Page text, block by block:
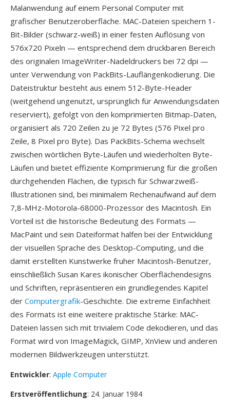
Malanwendung auf einem Personal Computer mit
grafischer Benutzeroberfläche. MAC-Dateien speichern 1-
Bit-Bilder (schwarz-weiß) in einer festen Auflösung von
576x720 Pixeln — entsprechend dem druckbaren Bereich
des originalen ImageWriter-Nadeldruckers bei 72 dpi —
unter Verwendung von PackBits-Lauflängenkodierung. Die
Dateistruktur besteht aus einem 512-Byte-Header
(weitgehend ungenutzt, ursprünglich für Anwendungsdaten
reserviert), gefolgt von den komprimierten Bitmap-Daten,
organisiert als 720 Zeilen zu je 72 Bytes (576 Pixel pro
Zeile, 8 Pixel pro Byte). Das PackBits-Schema wechselt
zwischen wörtlichen Byte-Läufen und wiederholten Byte-
Läufen und bietet effiziente Komprimierung für die großen
durchgehenden Flächen, die typisch für Schwarzweiß-
Illustrationen sind, bei minimalem Rechenaufwand auf dem
7,8-MHz-Motorola-68000-Prozessor des Macintosh. Ein
Vorteil ist die historische Bedeutung des Formats —
MacPaint und sein Dateiformat halfen bei der Entwicklung
der visuellen Sprache des Desktop-Computing, und die
damit erstellten Kunstwerke fruher Macintosh-Benutzer,
einschließlich Susan Kares ikonischer Oberflächendesigns
und Schriften, repräsentieren ein grundlegendes Kapitel
der Computergrafik-Geschichte. Die extreme Einfachheit
des Formats ist eine weitere praktische Stärke: MAC-
Dateien lassen sich mit trivialem Code dekodieren, und das
Format wird von ImageMagick, GIMP, XnView und anderen
modernen Bildwerkzeugen unterstützt.
Entwickler: Apple Computer
Erstveröffentlichung: 24. Januar 1984